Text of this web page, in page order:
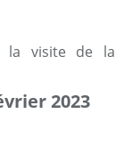
la visite de la
2023